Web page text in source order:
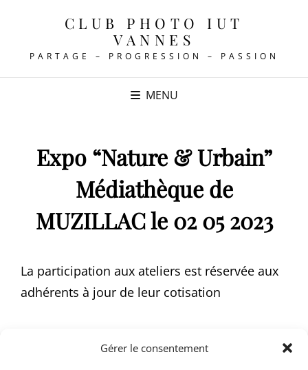
Gérer le consentement
CLUB PHOTO IUT
VANNES
PARTAGE – PROGRESSION – PASSION
MENU
Expo “Nature & Urbain”
Médiathèque de
MUZILLAC le 02 05 2023
La participation aux ateliers est réservée aux
adhérents à jour de leur cotisation